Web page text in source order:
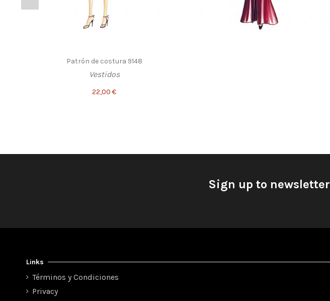
Patrón de costura 9148
Vestidos
22,00 €
Sign up to newsletter
Links
Términos y Condiciones
Privacy